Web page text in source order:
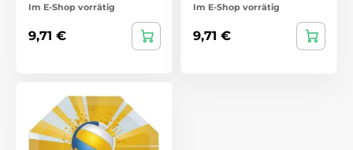
Im E-Shop vorrätig
9,71 €
Im E-Shop vorrätig
9,71 €